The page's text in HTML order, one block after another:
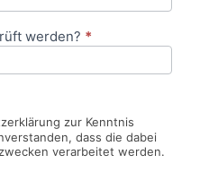
werden? *
zur Kenntnis
dass die dabei
verarbeitet werden.